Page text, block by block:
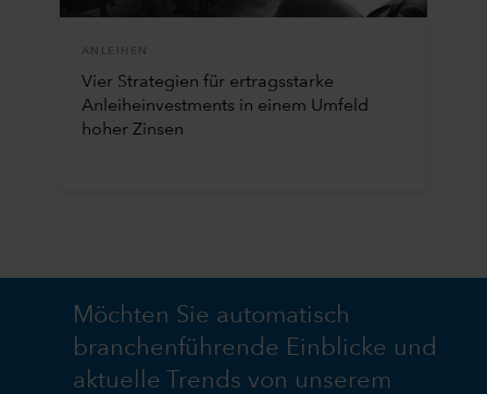
ANLEIHEN
Vier Strategien für ertragsstarke
Anleiheinvestments in einem Umfeld
hoher Zinsen
Möchten Sie automatisch
branchenführende Einblicke und
aktuelle Trends von unserem